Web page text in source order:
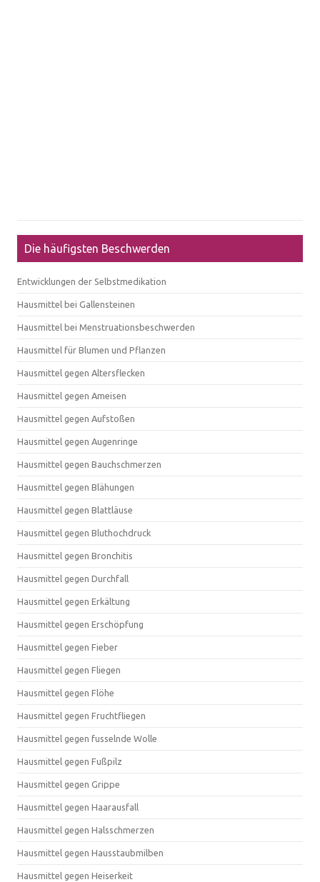
Die häufigsten Beschwerden
Entwicklungen der Selbstmedikation
Hausmittel bei Gallensteinen
Hausmittel bei Menstruationsbeschwerden
Hausmittel für Blumen und Pflanzen
Hausmittel gegen Altersflecken
Hausmittel gegen Ameisen
Hausmittel gegen Aufstoßen
Hausmittel gegen Augenringe
Hausmittel gegen Bauchschmerzen
Hausmittel gegen Blähungen
Hausmittel gegen Blattläuse
Hausmittel gegen Bluthochdruck
Hausmittel gegen Bronchitis
Hausmittel gegen Durchfall
Hausmittel gegen Erkältung
Hausmittel gegen Erschöpfung
Hausmittel gegen Fieber
Hausmittel gegen Fliegen
Hausmittel gegen Flöhe
Hausmittel gegen Fruchtfliegen
Hausmittel gegen fusselnde Wolle
Hausmittel gegen Fußpilz
Hausmittel gegen Grippe
Hausmittel gegen Haarausfall
Hausmittel gegen Halsschmerzen
Hausmittel gegen Hausstaubmilben
Hausmittel gegen Heiserkeit